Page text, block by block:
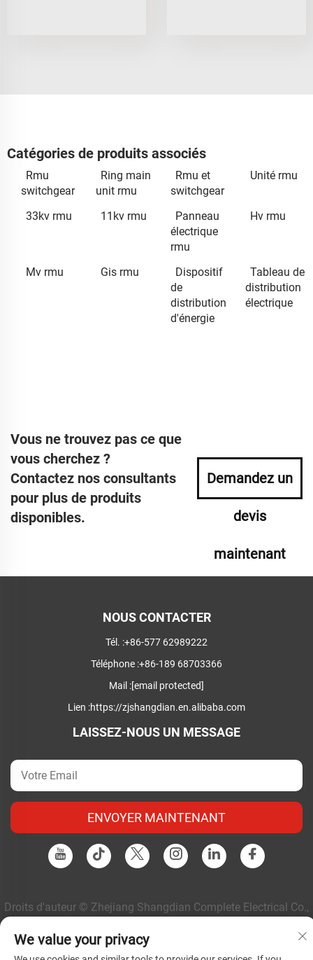
Catégories de produits associés
Rmu
switchgear
Ring main
unit rmu
Rmu et
switchgear
Unité rmu
33kv rmu 11kv rmu
Panneau
électrique
rmu
Hv rmu
Mv rmu Gis rmu
Dispositif
de
distribution
d'énergie
Tableau de
distribution
électrique
Vous ne trouvez pas ce que
vous cherchez ?
Contactez nos consultants
pour plus de produits
disponibles.
Demandez un
devis
maintenant
NOUS CONTACTER
Tél. :+86-577 62989222
Téléphone :+86-189 68703366
Mail :[email protected]
Lien :https://zjshangdian.en.alibaba.com
LAISSEZ-NOUS UN MESSAGE
ENVOYER MAINTENANT
Droits d'auteur © Zhejiang Shangdian Complete Electrical Co.,
We value your privacy